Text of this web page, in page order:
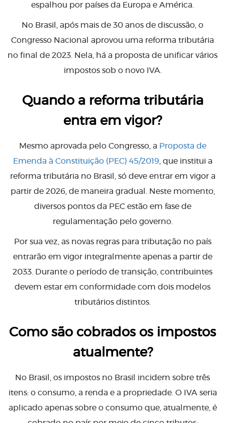
espalhou por países da Europa e América.
No Brasil, após mais de 30 anos de discussão, o
Congresso Nacional aprovou uma reforma tributária
no final de 2023. Nela, há a proposta de unificar vários
impostos sob o novo IVA.
Quando a reforma tributária
entra em vigor?
Mesmo aprovada pelo Congresso, a Proposta de
Emenda à Constituição (PEC) 45/2019, que institui a
reforma tributária no Brasil, só deve entrar em vigor a
partir de 2026, de maneira gradual. Neste momento,
diversos pontos da PEC estão em fase de
regulamentação pelo governo.
Por sua vez, as novas regras para tributação no país
entrarão em vigor integralmente apenas a partir de
2033. Durante o período de transição, contribuintes
devem estar em conformidade com dois modelos
tributários distintos.
Como são cobrados os impostos
atualmente?
No Brasil, os impostos no Brasil incidem sobre três
itens: o consumo, a renda e a propriedade. O IVA seria
aplicado apenas sobre o consumo que, atualmente, é